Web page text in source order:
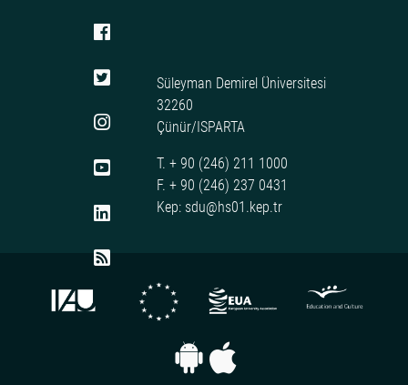
Süleyman Demirel Üniversitesi
32260
Çünür/ISPARTA
T. + 90 (246) 211 1000
F. + 90 (246) 237 0431
Kep: sdu@hs01.kep.tr